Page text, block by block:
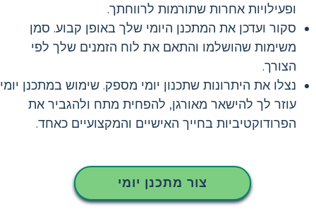
ופעילויות אחרות שתורמות לרווחתך.
סקור ועדכן את המתכנן היומי שלך באופן קבוע. סמן
משימות שהושלמו והתאם את לוח הזמנים שלך לפי
הצורך.
נצלו את היתרונות שתכנון יומי מספק. שימוש במתכנן יומי
עוזר לך להישאר מאורגן, להפחית מתח ולהגביר את
הפרודוקטיביות בחייך האישיים והמקצועיים כאחד.
צור מתכנן יומי